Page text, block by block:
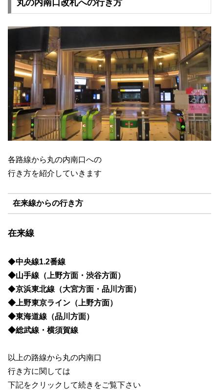
丸の内南口改札への行き方
各路線から丸の内南口への
行き方を紹介していきます
在来線からの行き方
在来線
◆中央線1.2番線
◆山手線（上野方面・渋谷方面）
◆京浜東北線（大宮方面・品川方面）
◆上野東京ライン（上野方面）
◆東海道線（品川方面）
◆総武線・横須賀線
以上の路線から丸の内南口
行き方に関しては
下記をクリックして続きをご覧下さい